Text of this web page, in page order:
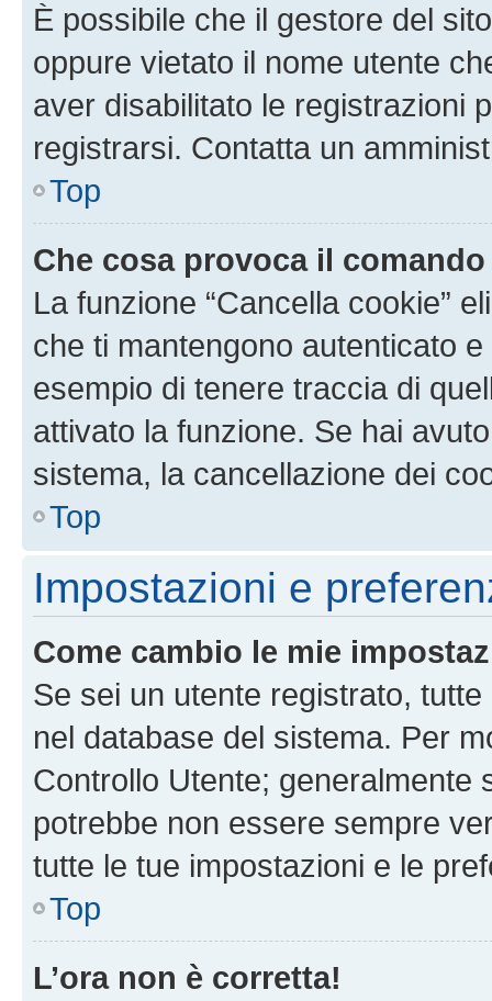
È possibile che il gestore del
oppure vietato il nome utente
aver disabilitato le registrazioni
registrarsi. Contatta un
Top
Che cosa provoca il
La funzione “Cancella cookie”
che ti mantengono autenticato
esempio di tenere traccia di
attivato la funzione. Se hai
sistema, la cancellazione dei
Top
Impostazioni e
Come cambio le mie
Se sei un utente registrato,
nel database del sistema. Per
Controllo Utente; generalmente
potrebbe non essere sempre
tutte le tue impostazioni e le
Top
L’ora non è corretta!